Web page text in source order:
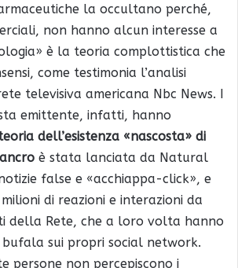
la occultano perché,
non hanno alcun interesse a
è la teoria complottistica che
come testimonia l’analisi
televisiva americana Nbc News. I
emittente, infatti, hanno
dell’esistenza «nascosta» di
è stata lanciata da Natural
false e «acchiappa-click», e
di reazioni e interazioni da
della Rete, che a loro volta hanno
bufala sui propri social network.
persone non percepiscono i